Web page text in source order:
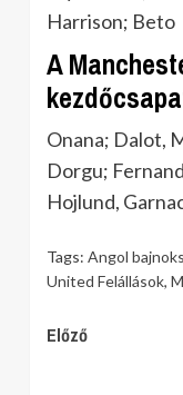
Harrison; Beto
A
Onana; Dalot,
Dorgu;
Hojlund,
Tags: Angol
United Felállások,
Continue
Előző